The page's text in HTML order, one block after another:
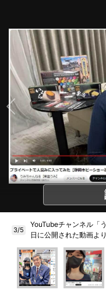
3/5
YouTubeチャンネル「
日に公開された動画より